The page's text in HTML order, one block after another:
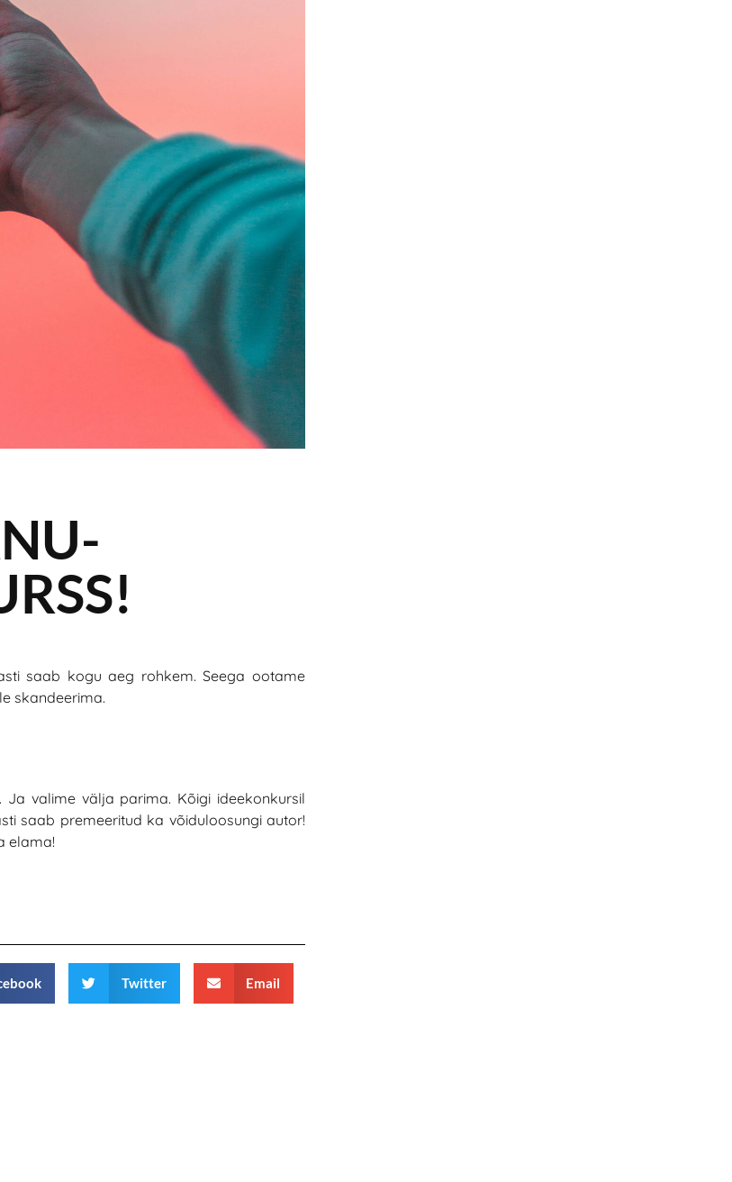
saab kogu aeg rohkem. Seega ootame
skandeerima.
. Ja valime välja parima. Kõigi ideekonkursil
saab premeeritud ka võiduloosungi autor!
elama!
Twitter Email